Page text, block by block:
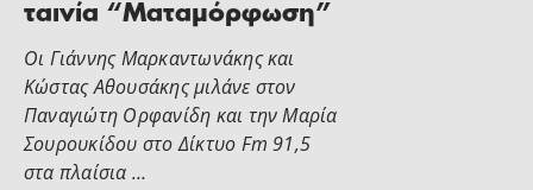
ταινία “Ματαμόρφωση”
Οι Γιάννης Μαρκαντωνάκης και
Κώστας Αθουσάκης μιλάνε στον
Παναγιώτη Ορφανίδη και την Μαρία
Σουρουκίδου στο Δίκτυο Fm 91,5
στα πλαίσια …